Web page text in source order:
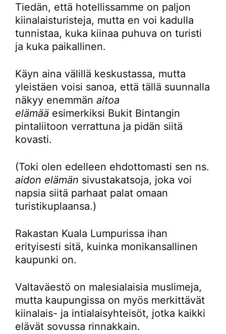
Tiedän, että hotellissamme on paljon
kiinalaisturisteja, mutta en voi kadulla
tunnistaa, kuka kiinaa puhuva on turisti
ja kuka paikallinen.
Käyn aina välillä keskustassa, mutta
yleistäen voisi sanoa, että tällä suunnalla
näkyy enemmän aitoa
elämää esimerkiksi Bukit Bintangin
pintaliitoon verrattuna ja pidän siitä
kovasti.
(Toki olen edelleen ehdottomasti sen ns.
aidon elämän sivustakatsoja, joka voi
napsia siitä parhaat palat omaan
turistikuplaansa.)
Rakastan Kuala Lumpurissa ihan
erityisesti sitä, kuinka monikansallinen
kaupunki on.
Valtaväestö on malesialaisia muslimeja,
mutta kaupungissa on myös merkittävät
kiinalais- ja intialaisyhteisöt, jotka kaikki
elävät sovussa rinnakkain.